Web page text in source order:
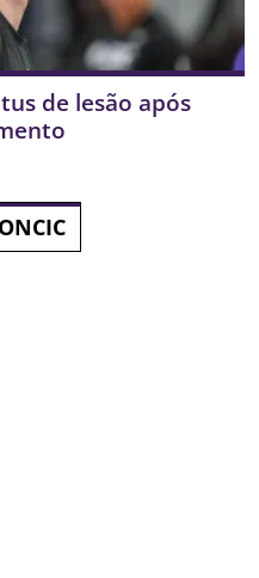
de lesão após